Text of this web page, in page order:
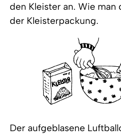
den Kleister an. Wie man
der Kleisterpackung.
Der aufgeblasene